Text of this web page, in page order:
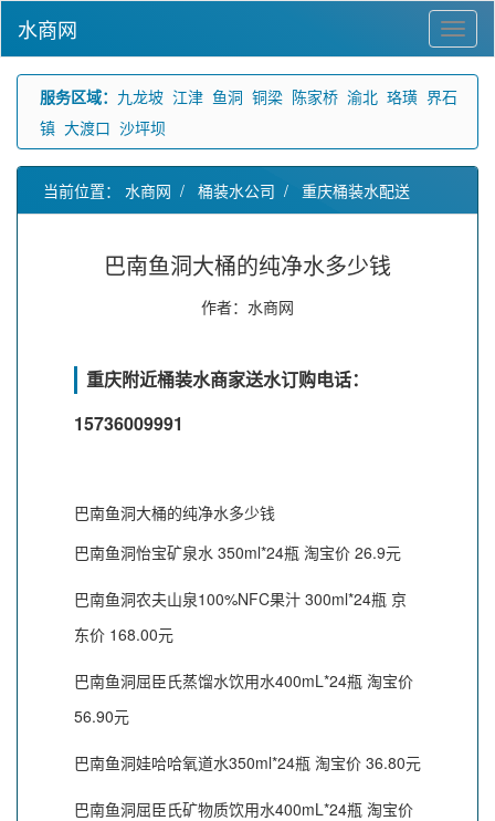
水商网
服务区域： 九龙坡 江津 鱼洞 铜梁 陈家桥 渝北 珞璜 界石
镇 大渡口 沙坪坝
当前位置： 水商网 / 桶装水公司 / 重庆桶装水配送
巴南鱼洞大桶的纯净水多少钱
作者：水商网
重庆附近桶装水商家送水订购电话：
15736009991
巴南鱼洞大桶的纯净水多少钱
巴南鱼洞怡宝矿泉水 350ml*24瓶 淘宝价 26.9元
巴南鱼洞农夫山泉100%NFC果汁 300ml*24瓶 京
东价 168.00元
巴南鱼洞屈臣氏蒸馏水饮用水400mL*24瓶 淘宝价
56.90元
巴南鱼洞娃哈哈氧道水350ml*24瓶 淘宝价 36.80元
巴南鱼洞屈臣氏矿物质饮用水400mL*24瓶 淘宝价